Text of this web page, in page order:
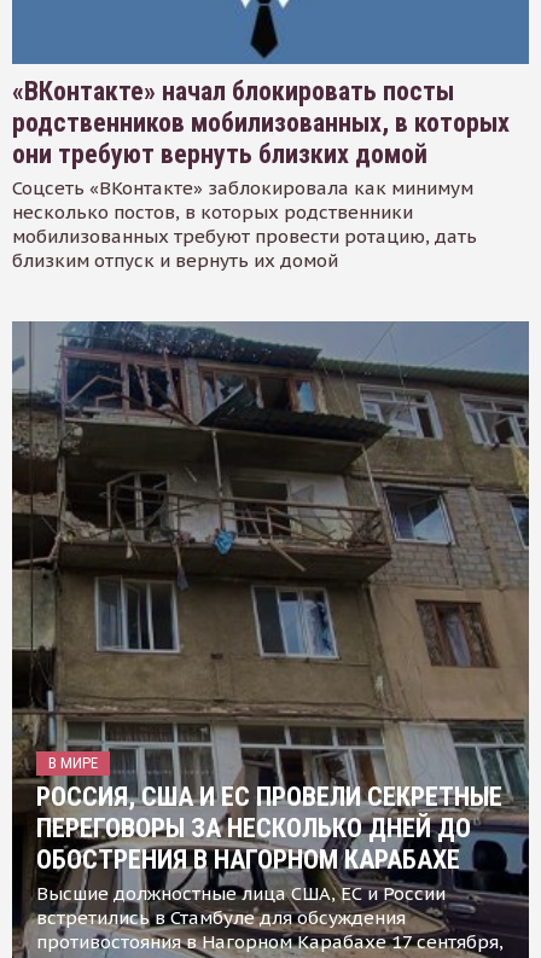
«ВКонтакте» начал блокировать посты
родственников мобилизованных, в которых
они требуют вернуть близких домой
Соцсеть «ВКонтакте» заблокировала как минимум
несколько постов, в которых родственники
мобилизованных требуют провести ротацию, дать
близким отпуск и вернуть их домой
В МИРЕ
РОССИЯ, США И ЕС ПРОВЕЛИ СЕКРЕТНЫЕ
ПЕРЕГОВОРЫ ЗА НЕСКОЛЬКО ДНЕЙ ДО
ОБОСТРЕНИЯ В НАГОРНОМ КАРАБАХЕ
Высшие должностные лица США, ЕС и России
встретились в Стамбуле для обсуждения
противостояния в Нагорном Карабахе 17 сентября,